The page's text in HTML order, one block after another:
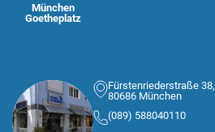
München
Goetheplatz
Fürstenriederstraße 38,
80686 München
(089) 588040110